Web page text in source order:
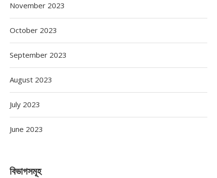
November 2023
October 2023
September 2023
August 2023
July 2023
June 2023
বিভাগসমূহ